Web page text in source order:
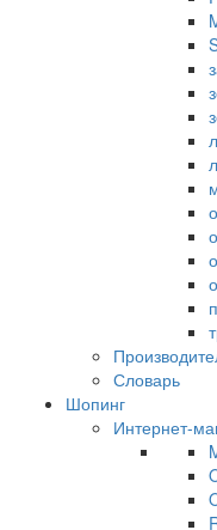
Словарь
Шопинг
Интернет-